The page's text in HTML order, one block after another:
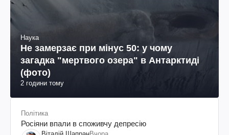
Наука
Не замерзає при мінус 50: у чому
загадка "мертвого озера" в Антарктиді
(фото)
2 години тому
Політика
Росіяни впали в споживчу депресію
Віталій ШапранВчора